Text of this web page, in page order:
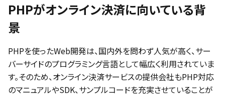
PHPがオンライン決済に向いている背
景
PHPを使ったWeb開発は、国内外を問わず人気が高く、サー
バーサイドのプログラミング言語として幅広く利用されていま
す。そのため、オンライン決済サービスの提供会社もPHP対応
のマニュアルやSDK、サンプルコードを充実させていることが